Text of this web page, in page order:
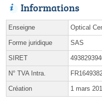
Informations
Enseigne Optical
Forme juridique SAS
SIRET
N° TVA Intra.
Création 1 mars